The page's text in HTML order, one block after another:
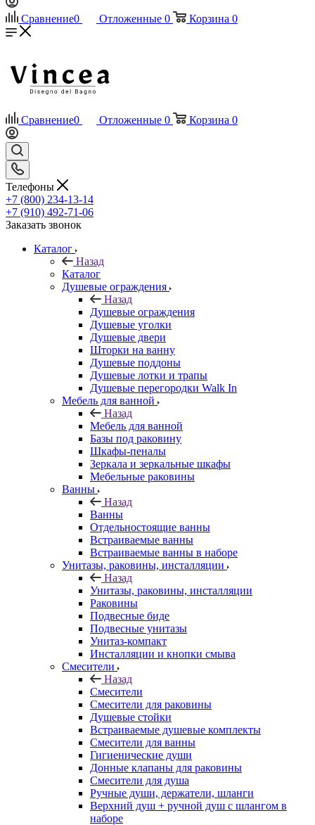
Сравнение0 Отложенные 0 Корзина 0
Сравнение0 Отложенные 0 Корзина 0
Телефоны
+7 (800) 234-13-14
+7 (910) 492-71-06
Заказать звонок
Каталог
Назад
Каталог
Душевые ограждения
Назад
Душевые ограждения
Душевые уголки
Душевые двери
Шторки на ванну
Душевые поддоны
Душевые лотки и трапы
Душевые перегородки Walk In
Мебель для ванной
Назад
Мебель для ванной
Базы под раковину
Шкафы-пеналы
Зеркала и зеркальные шкафы
Мебельные раковины
Ванны
Назад
Ванны
Отдельностоящие ванны
Встраиваемые ванны
Встраиваемые ванны в наборе
Унитазы, раковины, инсталляции
Назад
Унитазы, раковины, инсталляции
Раковины
Подвесные биде
Подвесные унитазы
Унитаз-компакт
Инсталляции и кнопки смыва
Смесители
Назад
Смесители
Смесители для раковины
Душевые стойки
Встраиваемые душевые комплекты
Смесители для ванны
Гигиенические души
Донные клапаны для раковины
Смесители для душа
Ручные души, держатели, шланги
Верхний душ + ручной душ с шлангом в
наборе